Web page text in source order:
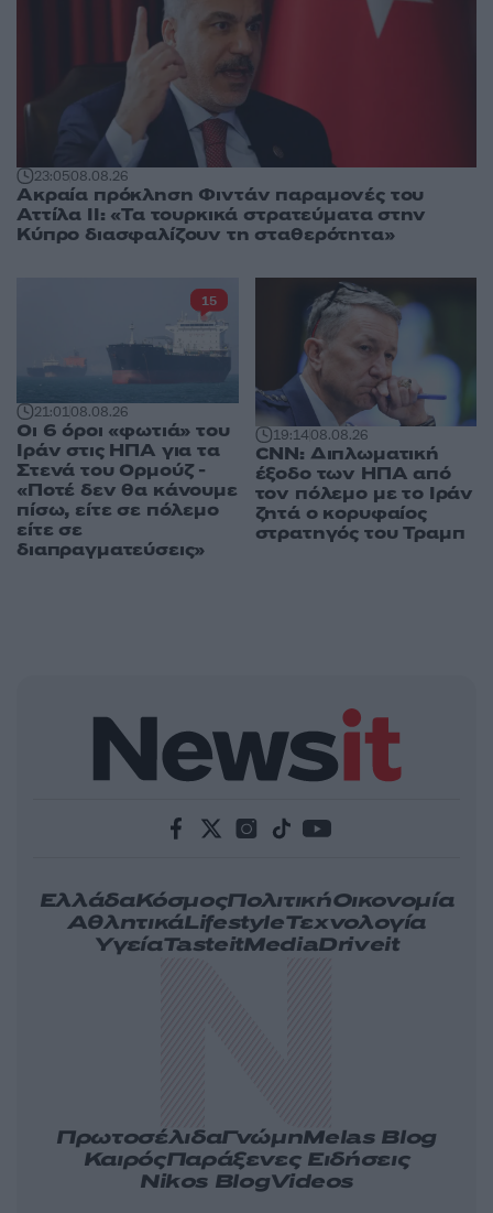
23:0508.08.26
Ακραία πρόκληση Φιντάν παραμονές του
Αττίλα ΙΙ: «Τα τουρκικά στρατεύματα στην
Κύπρο διασφαλίζουν τη σταθερότητα»
21:0108.08.26
Οι 6 όροι «φωτιά» του
Ιράν στις ΗΠΑ για τα
Στενά του Ορμούζ -
«Ποτέ δεν θα κάνουμε
πίσω, είτε σε πόλεμο
είτε σε
διαπραγματεύσεις»
15
19:1408.08.26
CNN: Διπλωματική
έξοδο των ΗΠΑ από
τον πόλεμο με το Ιράν
ζητά ο κορυφαίος
στρατηγός του Τραμπ
ΕλλάδαΚόσμοςΠολιτικήΟικονομία
ΑθλητικάLifestyleΤεχνολογία
ΥγείαTasteitMediaDriveit
ΠρωτοσέλιδαΓνώμηMelas Blog
ΚαιρόςΠαράξενες Ειδήσεις
Nikos BlogVideos